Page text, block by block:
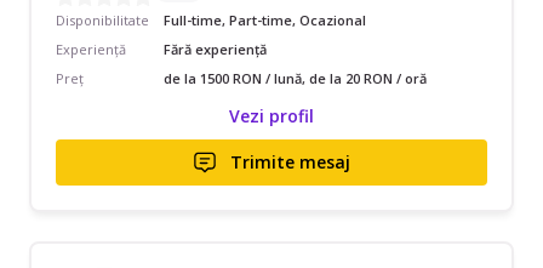
Disponibilitate
Full-time, Part-time, Ocazional
Experiență
Fără experiență
Preț
de la 1500 RON / lună, de la 20 RON / oră
Vezi profil
Trimite mesaj